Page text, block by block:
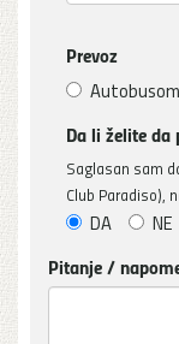
Prevoz
Autobusom
Da li želite da
Saglasan sam
Club Paradiso),
DA NE
Pitanje /